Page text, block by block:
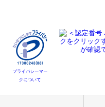
プライバシーマー
クについて